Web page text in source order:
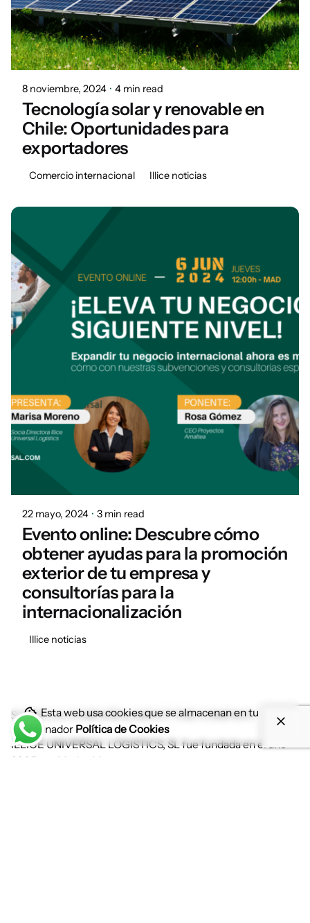
Posted by
Daniel
8 noviembre, 2024 4 min read
Tecnología solar y renovable en
Chile: Oportunidades para
exportadores
Comercio internacional Illice noticias
Posted by
22 mayo, 2024 3 min read
Evento online: Descubre cómo
obtener ayudas para la promoción
exterior de tu empresa y
consultorías para la
internacionalización
Illice noticias
SOBRE LA COMPAÑÍA//ABOUT THE COMPANY
ILLICE UNIVERSAL LOGISTICS, SL fue fundada en el año
2005 por Marisa Moreno.
Esta web usa cookies que se almacenan en tu
ordenador Política de Cookies